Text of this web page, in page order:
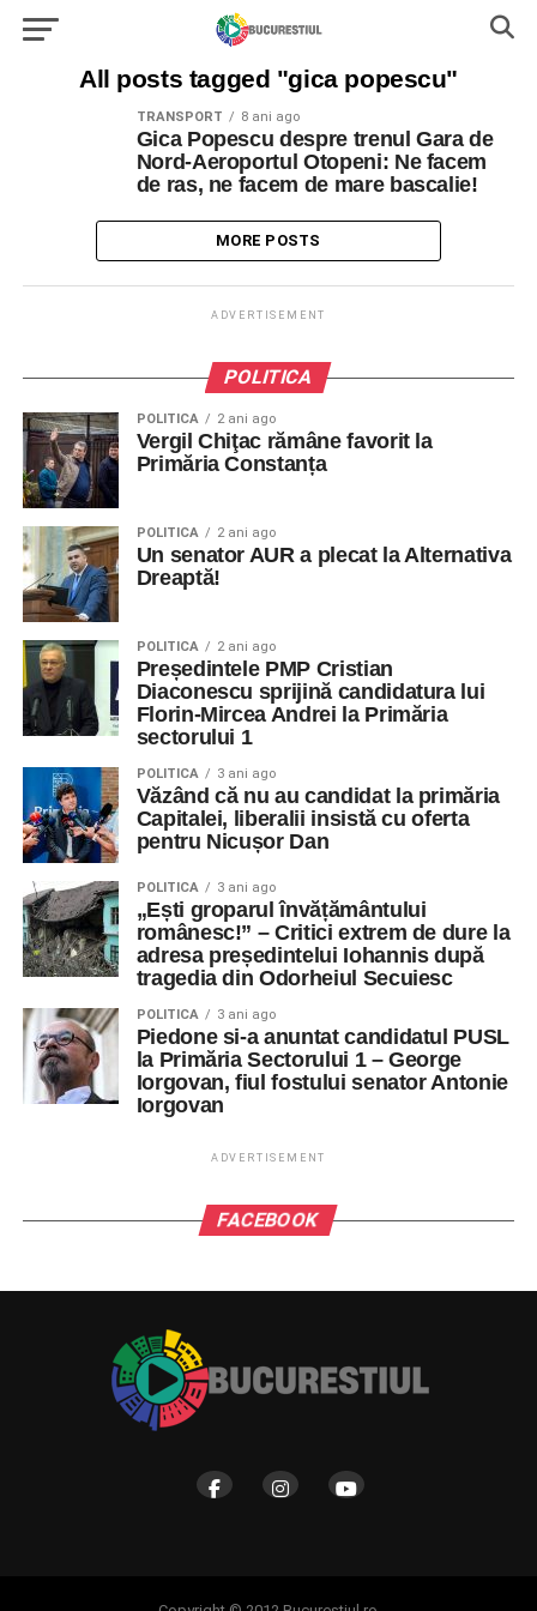
All posts tagged "gica popescu"
TRANSPORT 8 ani ago
Gica Popescu despre trenul Gara de
Nord-Aeroportul Otopeni: Ne facem
de ras, ne facem de mare bascalie!
MORE POSTS
ADVERTISEMENT
POLITICA
POLITICA 2 ani ago
Vergil Chiţac rămâne favorit la
Primăria Constanța
POLITICA 2 ani ago
Un senator AUR a plecat la Alternativa
Dreaptă!
POLITICA 2 ani ago
Președintele PMP Cristian
Diaconescu sprijină candidatura lui
Florin-Mircea Andrei la Primăria
sectorului 1
POLITICA 3 ani ago
Văzând că nu au candidat la primăria
Capitalei, liberalii insistă cu oferta
pentru Nicușor Dan
POLITICA 3 ani ago
„Ești groparul învățământului
românesc!” – Critici extrem de dure la
adresa președintelui Iohannis după
tragedia din Odorheiul Secuiesc
POLITICA 3 ani ago
Piedone si-a anuntat candidatul PUSL
la Primăria Sectorului 1 – George
Iorgovan, fiul fostului senator Antonie
Iorgovan
ADVERTISEMENT
FACEBOOK